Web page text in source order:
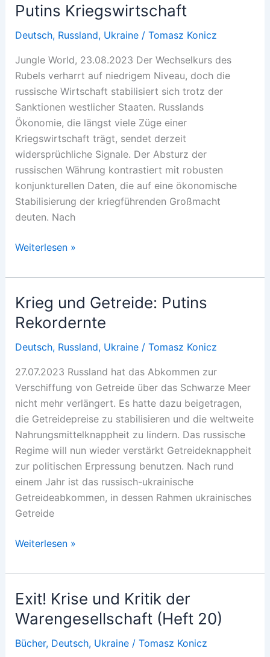
Putins Kriegswirtschaft
Deutsch, Russland, Ukraine/ Tomasz Konicz
Jungle World, 23.08.2023 Der Wechselkurs des
Rubels verharrt auf niedrigem Niveau, doch die
russische Wirtschaft stabilisiert sich trotz der
Sanktionen westlicher Staaten. Russlands
Ökonomie, die längst viele Züge einer
Kriegswirtschaft trägt, sendet derzeit
widersprüchliche Signale. Der Absturz der
russischen Währung kontrastiert mit robusten
konjunkturellen Daten, die auf eine ökonomische
Stabilisierung der kriegführenden Großmacht
deuten. Nach
Putins
Weiterlesen »
Krieg und Getreide: Putins
Rekordernte
Deutsch, Russland, Ukraine/ Tomasz Konicz
27.07.2023 Russland hat das Abkommen zur
Verschiffung von Getreide über das Schwarze Meer
nicht mehr verlängert. Es hatte dazu beigetragen,
die Getreidepreise zu stabilisieren und die weltweite
Nahrungsmittelknappheit zu lindern. Das russische
Regime will nun wieder verstärkt Getreideknappheit
zur politischen Erpressung benutzen. Nach rund
einem Jahr ist das russisch-ukrainische
Getreideabkommen, in dessen Rahmen ukrainisches
Getreide
Krieg
Getreide:
Putins
Rekordernte
Weiterlesen »
Exit! Krise und Kritik der
Warengesellschaft (Heft 20)
Bücher, Deutsch, Ukraine/ Tomasz Konicz